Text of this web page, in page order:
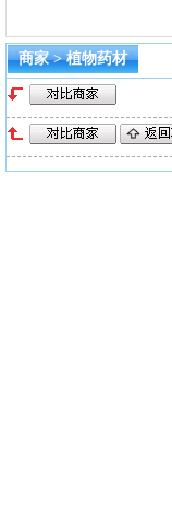
商家 > 植物药材